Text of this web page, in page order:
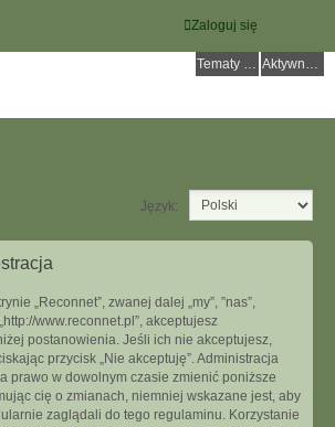
Zaloguj się
Tematy bez odpowiedzi Aktywne tematy
Język:
„Reconnet”, zwanej dalej „my”, ”nas”,
www.reconnet.pl”, akceptujesz
postanowienia. Jeśli ich nie akceptujesz,
przycisk „Nie akceptuję”. Administracja
prawo w dowolnym czasie zmienić poniższe
cię o zmianach, niemniej wskazane jest, aby
zaglądali do tego regulaminu. Korzystanie